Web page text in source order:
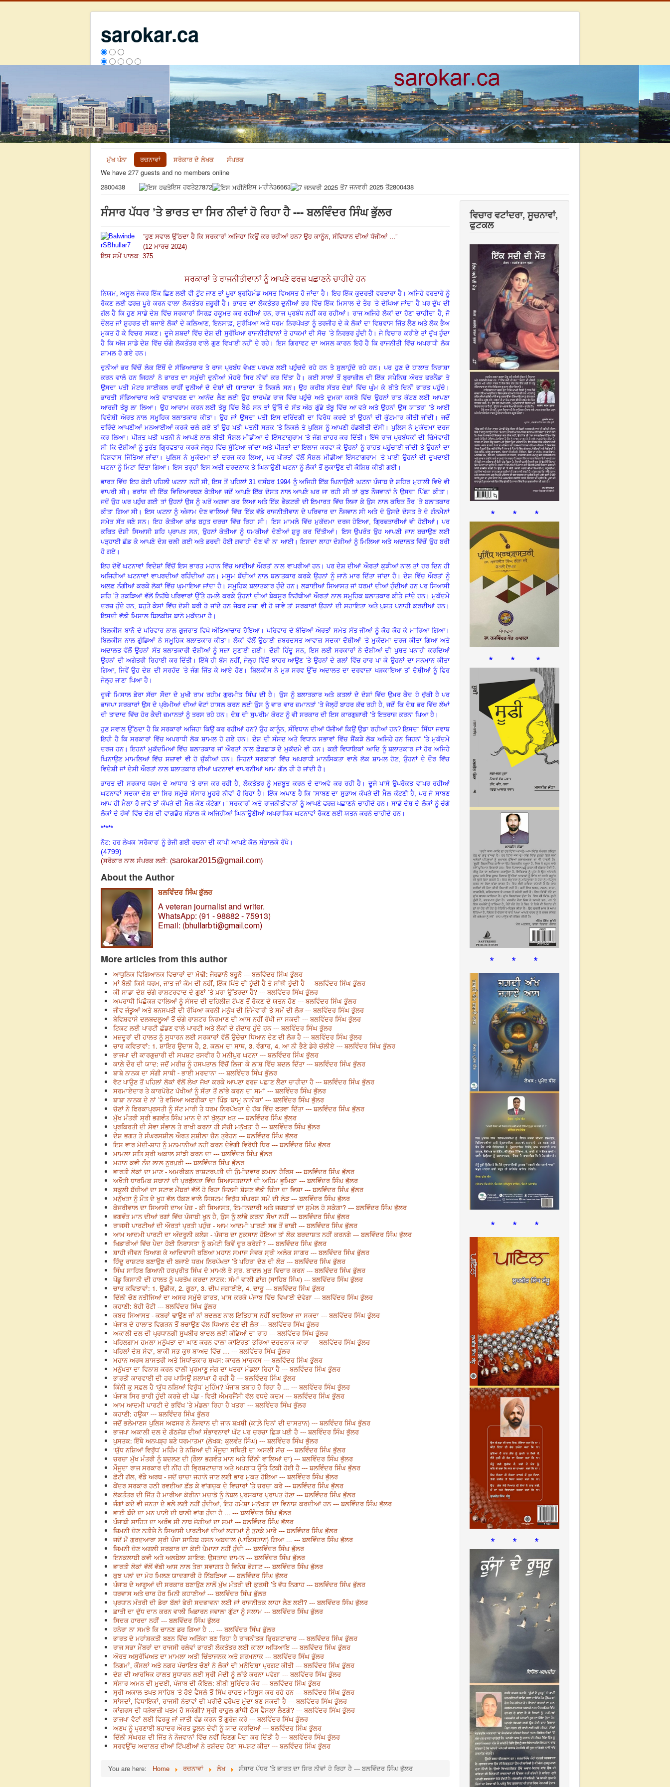
sarokar.ca
ਮੁੱਖ ਪੰਨਾ ਰਚਨਾਵਾਂ ਸਰੋਕਾਰ ਦੇ ਲੇਖਕ
ਸੰਪਰਕ
We have 277 guests and no members online
2800438
ਇਸ ਹਫਤੇ27872 ਇਸ ਮਹੀਨੇ36663 7 ਜਨਵਰੀ 2025 ਤੋਂ2800438
ਸੰਸਾਰ ਪੱਧਰ ’ਤੇ ਭਾਰਤ ਦਾ ਸਿਰ ਨੀਵਾਂ ਹੋ ਰਿਹਾ ਹੈ --- ਬਲਵਿੰਦਰ ਸਿੰਘ ਭੁੱਲਰ
“ਹੁਣ ਸਵਾਲ ਉੱਠਦਾ ਹੈ ਕਿ ਸਰਕਾਰਾਂ ਅਜਿਹਾ ਕਿਉਂ ਕਰ ਰਹੀਆਂ ਹਨ? ਉਹ ਕਾਨੂੰਨ, ਸੰਵਿਧਾਨ ਦੀਆਂ ਧੱਜੀਆਂ ... ”
(12 ਮਾਰਚ 2024)
ਇਸ ਸਮੇਂ ਪਾਠਕ: 375.
ਸਰਕਾਰਾਂ ਤੇ ਰਾਜਨੀਤੀਵਾਨਾਂ ਨੂੰ ਆਪਣੇ ਫਰਜ਼ ਪਛਾਣਨੇ ਚਾਹੀਦੇ ਹਨ
ਨਿਯਮ, ਅਸੂਲ ਜੇਕਰ ਇੱਕ ਛਿਣ ਲਈ ਵੀ ਟੁੱਟ ਜਾਣ ਤਾਂ ਪੂਰਾ ਬ੍ਰਹਿਮੰਡ ਅਸਤ ਵਿਅਸਤ ਹੋ ਜਾਂਦਾ ਹੈ। ਇਹ ਇੱਕ ਕੁਦਰਤੀ ਵਰਤਾਰਾ ਹੈ। ਅਜਿਹੇ ਵਰਤਾਰੇ ਨੂੰ
ਰੋਕਣ ਲਈ ਫਰਜ਼ ਪੂਰੇ ਕਰਨ ਵਾਲਾ ਲੋਕਤੰਤਰ ਜ਼ਰੂਰੀ ਹੈ ।ਭਾਰਤ ਦਾ ਲੋਕਤੰਤਰ ਦੁਨੀਆਂ ਭਰ ਵਿੱਚ ਇੱਕ ਮਿਸਾਲ ਦੇ ਤੌਰ ’ਤੇ ਦੇਖਿਆ ਜਾਂਦਾ ਹੈ ਪਰ ਦੁੱਖ ਦੀ
ਗੱਲ ਹੈ ਕਿ ਹੁਣ ਸਾਡੇ ਦੇਸ਼ ਵਿੱਚ ਸਰਕਾਰਾਂ ਸਿਰਫ਼ ਹਕੂਮਤ ਕਰ ਰਹੀਆਂ ਹਨ,ਰਾਜ ਪ੍ਰਬੰਧ ਨਹੀਂ ਕਰ ਰਹੀਆਂ। ਰਾਜ ਅਜਿਹੇ ਲੋਕਾਂ ਦਾ ਹੋਣਾ ਚਾਹੀਦਾ ਹੈ,ਜੋ
ਦੌਲਤ ਜਾਂ ਸ਼ੁਹਰਤ ਦੀ ਬਜਾਏ ਲੋਕਾਂ ਦੇ ਕਲਿਆਣ,ਇਨਸਾਫ਼ ਸੁਰੱਖਿਆ ਅਤੇ ਧਰਮ ਨਿਰਪੱਖਤਾ ਨੂੰ ਤਰਜੀਹ ਦੇ ਕੇ ਲੋਕਾਂ ਦਾ ਵਿਸ਼ਵਾਸ ਜਿੱਤ ਲੈਣ ਅਤੇ ਲੋਕ ਭੈਅ
ਮੁਕਤ ਹੋ ਕੇ ਵਿਚਰ ਸਕਣ। ਦੂਜੇ ਸ਼ਬਦਾਂ ਵਿੱਚ ਦੇਸ਼ ਦੀ ਸੁਰੱਖਿਆ ਰਾਜਨੀਤੀਵਾਨਾਂ ਤੇ ਹਾਕਮਾਂ ਦੀ ਸੋਚ ’ਤੇ ਨਿਰਭਰ ਹੁੰਦੀ ਹੈ ।ਜੇ ਵਿਚਾਰ ਕਰੀਏ ਤਾਂ ਦੁੱਖ ਹੁੰਦਾ
ਹੈ ਕਿ ਅੱਜ ਸਾਡੇ ਦੇਸ਼ ਵਿੱਚ ਚੰਗੇ ਲੋਕਤੰਤਰ ਵਾਲੇ ਗੁਣ ਵਿਖਾਈ ਨਹੀਂ ਦੇ ਰਹੇ ।ਇਸ ਗਿਰਾਵਟ ਦਾ ਅਸਲ ਕਾਰਨ ਇਹੋ ਹੈ ਕਿ ਰਾਜਨੀਤੀ ਵਿੱਚ ਅਪਰਾਧੀ ਲੋਕ
ਸ਼ਾਮਲ ਹੋ ਗਏ ਹਨ।
ਦੁਨੀਆਂ ਭਰ ਵਿੱਚੋਂ ਲੋਕ ਇੱਥੋਂ ਦੇ ਸੱਭਿਆਚਾਰ ਤੇ ਰਾਜ ਪ੍ਰਬੰਧ ਵੇਖਣ ਪਰਖਣ ਲਈ ਪਹੁੰਚਦੇ ਰਹੇ ਹਨ ਤੇ ਸੁਲਾਹੁੰਦੇ ਰਹੇ ਹਨ।ਪਰ ਹੁਣ ਦੇ ਹਾਲਾਤ ਨਿਰਾਸ਼ਾ
ਕਰਨ ਵਾਲੇ ਹਨ ਜਿਹਨਾਂ ਨੇ ਭਾਰਤ ਦਾ ਸਮੁੱਚੀ ਦੁਨੀਆਂ ਮੋਹਰੇ ਸਿਰ ਨੀਵਾਂ ਕਰ ਦਿੱਤਾ ਹੈ । ਕਈ ਸਾਲਾਂ ਤੋਂ ਬ੍ਰਾਜ਼ੀਲ ਦੀ ਇੱਕ ਸਪੈਨਿਸ਼ ਔਰਤ ਫਰਨੈਂਡਾ ਤੇ
ਉਸਦਾ ਪਤੀ ਮੋਟਰ ਸਾਈਕਲ ਰਾਹੀਂ ਦੁਨੀਆਂ ਦੇ ਦੇਸ਼ਾਂ ਦੀ ਯਾਤਾਰਾ ’ਤੇ ਨਿਕਲੇ ਸਨ।ਉਹ ਕਰੀਬ ਸੱਤਰ ਦੇਸ਼ਾਂ ਵਿੱਚ ਘੁੰਮ ਕੇ ਬੀਤੇ ਦਿਨੀਂ ਭਾਰਤ ਪਹੁੰਚੇ ।
ਭਾਰਤੀ ਸੱਭਿਆਚਾਰ ਅਤੇ ਵਾਤਾਵਰਣ ਦਾ ਆਨੰਦ ਲੈਣ ਲਈ ਉਹ ਝਾਰਖੰਡ ਰਾਜ ਵਿੱਚ ਪਹੁੰਚੇ ਅਤੇ ਦੁਮਕਾ ਕਸਬੇ ਵਿੱਚ ਉਹਨਾਂ ਰਾਤ ਕੱਟਣ ਲਈ ਆਪਣਾ
ਆਰਜ਼ੀ ਤੰਬੂ ਲਾ ਲਿਆ। ਉਹ ਆਰਾਮ ਕਰਨ ਲਈ ਤੰਬੂ ਵਿੱਚ ਬੈਠੇ ਸਨ ਤਾਂ ਉੱਥੋਂ ਦੇ ਸੱਤ ਅੱਠ ਗੁੰਡੇ ਤੰਬੂ ਵਿੱਚ ਆ ਵੜੇ ਅਤੇ ਉਹਨਾਂ ਉਸ ਯਾਤਰਾ ’ਤੇ ਆਈ
ਵਿਦੇਸ਼ੀ ਔਰਤ ਨਾਲ ਸਮੂਹਿਕ ਬਲਾਤਕਾਰ ਕੀਤਾ।ਉਹ ਜਾਂ ਉਸਦਾ ਪਤੀ ਇਸ ਦਰਿੰਦਗੀ ਦਾ ਵਿਰੋਧ ਕਰਦੇ ਤਾਂ ਉਹਨਾਂ ਦੀ ਕੁੱਟਮਾਰ ਕੀਤੀ ਜਾਂਦੀ। ਜਦੋਂ
ਦਰਿੰਦੇ ਆਪਣੀਆਂ ਮਨਆਈਆਂ ਕਰਕੇ ਚਲੇ ਗਏ ਤਾਂ ਉਹ ਪਤੀ ਪਤਨੀ ਸੜਕ ’ਤੇ ਨਿਕਲੇ ਤੇ ਪੁਲਿਸ ਨੂੰ ਆਪਣੀ ਹੱਡਬੀਤੀ ਦੱਸੀ। ਪੁਲਿਸ ਨੇ ਮੁਕੱਦਮਾ ਦਰਜ
ਕਰ ਲਿਆ। ਪੀੜਤ ਪਤੀ ਪਤਨੀ ਨੇ ਆਪਣੇ ਨਾਲ ਬੀਤੀ ਸੋਸ਼ਲ ਮੀਡੀਆ ਦੇ ਇੰਸਟਾਗ੍ਰਾਮ ’ਤੇ ਜੱਗ ਜ਼ਾਹਰ ਕਰ ਦਿੱਤੀ।ਇੱਥੇ ਰਾਜ ਪ੍ਰਬੰਧਕਾਂ ਦੀ ਜ਼ਿੰਮੇਵਾਰੀ
ਸੀ ਕਿ ਦੋਸ਼ੀਆਂ ਨੂੰ ਤੁਰੰਤ ਗ੍ਰਿਫਤਾਰ ਕਰਕੇ ਜੇਲ੍ਹ ਵਿੱਚ ਸੁੱਟਿਆ ਜਾਂਦਾ ਅਤੇ ਪੀੜਤਾਂ ਦਾ ਇਲਾਜ ਕਰਵਾ ਕੇ ਉਹਨਾਂ ਨੂੰ ਰਾਹਤ ਪਹੁੰਚਾਈ ਜਾਂਦੀ ਤੇ ਉਹਨਾਂ ਦਾ
ਵਿਸ਼ਵਾਸ ਜਿੱਤਿਆ ਜਾਂਦਾ । ਪੁਲਿਸ ਨੇ ਮੁਕੱਦਮਾ ਤਾਂ ਦਰਜ ਕਰ ਲਿਆ, ਪਰ ਪੀੜਤਾਂ ਵੱਲੋਂ ਸੋਸ਼ਲ ਮੀਡੀਆ ਇੰਸਟਾਗਰਾਮ ’ਤੇ ਪਾਈ ਉਹਨਾਂ ਦੀ ਦੁਖਦਾਈ
ਘਟਨਾ ਨੂੰ ਮਿਟਾ ਦਿੱਤਾ ਗਿਆ।ਇਸ ਤਰ੍ਹਾਂ ਇਸ ਅਤੀ ਦਰਦਨਾਕ ਤੇ ਘਿਨਾਉਣੀ ਘਟਨਾ ਨੂੰ ਲੋਕਾਂ ਤੋਂ ਲੁਕਾਉਣ ਦੀ ਕੋਸ਼ਿਸ਼ ਕੀਤੀ ਗਈ।
ਭਾਰਤ ਵਿੱਚ ਇਹ ਕੋਈ ਪਹਿਲੀ ਘਟਨਾ ਨਹੀਂ ਸੀ, ਇਸ ਤੋਂ ਪਹਿਲਾਂ 31 ਦਸੰਬਰ 1994 ਨੂੰ ਅਜਿਹੀ ਇੱਕ ਘਿਨਾਉਣੀ ਘਟਨਾ ਪੰਜਾਬ ਦੇ ਸ਼ਹਿਰ ਮੁਹਾਲੀ ਵਿਖੇ ਵੀ
ਵਾਪਰੀ ਸੀ। ਫਰਾਂਸ ਦੀ ਇੱਕ ਵਿਦਿਆਰਥਣ ਕੇਤੀਆ ਜਦੋਂ ਆਪਣੇ ਇੱਕ ਦੋਸਤ ਨਾਲ ਆਪਣੇ ਘਰ ਜਾ ਰਹੀ ਸੀ ਤਾਂ ਕੁਝ ਨੌਜਵਾਨਾਂ ਨੇ ਉਸਦਾ ਪਿੱਛਾ ਕੀਤਾ।
ਜਦੋਂ ਉਹ ਘਰ ਪਹੁੰਚ ਗਈ ਤਾਂ ਉਹਨਾਂ ਉਸ ਨੂੰ ਘਰੋਂ ਅਗਵਾ ਕਰ ਲਿਆ ਅਤੇ ਇੱਕ ਫੈਕਟਰੀ ਦੀ ਇਮਾਰਤ ਵਿੱਚ ਲਿਜਾ ਕੇ ਉਸ ਨਾਲ ਕਥਿਤ ਤੌਰ ’ਤੇ ਬਲਾਤਕਾਰ
ਕੀਤਾ ਗਿਆ ਸੀ।ਇਸ ਘਟਨਾ ਨੂੰ ਅੰਜਾਮ ਦੇਣ ਵਾਲਿਆਂ ਵਿੱਚ ਇੱਕ ਵੱਡੇ ਰਾਜਨੀਤੀਵਾਨ ਦੇ ਪਰਿਵਾਰ ਦਾ ਨੌਜਵਾਨ ਸੀ ਅਤੇ ਦੋ ਉਸਦੇ ਦੋਸਤ ਤੇ ਦੋ ਗੰਨਮੈਨਾਂ
ਸਮੇਤ ਸੱਤ ਜਣੇ ਸਨ।ਇਹ ਕੇਤੀਆ ਕਾਂਡ ਬਹੁਤ ਚਰਚਾ ਵਿੱਚ ਰਿਹਾ ਸੀ।ਇਸ ਮਾਮਲੇ ਵਿੱਚ ਮੁਕੱਦਮਾ ਦਰਜ ਹੋਇਆ, ਗ੍ਰਿਫਤਾਰੀਆਂ ਵੀ ਹੋਈਆਂ।ਪਰ
ਕਥਿਤ ਦੋਸ਼ੀ ਸਿਆਸੀ ਸ਼ਹਿ ਪ੍ਰਾਪਤ ਸਨ, ਉਹਨਾਂ ਕੇਤੀਆ ਨੂੰ ਧਮਕੀਆਂ ਦੇਣੀਆਂ ਸ਼ੁਰੂ ਕਰ ਦਿੱਤੀਆਂ।ਇਸ ਉਪਰੰਤ ਉਹ ਆਪਣੀ ਜਾਨ ਬਚਾਉਣ ਲਈ
ਪੜ੍ਹਾਈ ਛੱਡ ਕੇ ਆਪਣੇ ਦੇਸ਼ ਚਲੀ ਗਈ ਅਤੇ ਡਰਦੀ ਹੋਈ ਗਵਾਹੀ ਦੇਣ ਵੀ ਨਾ ਆਈ।ਇਸਦਾ ਲਾਹਾ ਦੋਸ਼ੀਆਂ ਨੂੰ ਮਿਲਿਆ ਅਤੇ ਅਦਾਲਤ ਵਿੱਚੋਂ ਉਹ ਬਰੀ
ਹੋ ਗਏ ।
ਇਹ ਦੋਵੇਂ ਘਟਨਾਵਾਂ ਵਿਦੇਸ਼ਾਂ ਵਿੱਚੋਂ ਇਸ ਭਾਰਤ ਮਹਾਨ ਵਿੱਚ ਆਈਆਂ ਔਰਤਾਂ ਨਾਲ ਵਾਪਰੀਆਂ ਹਨ।ਪਰ ਦੇਸ਼ ਦੀਆਂ ਔਰਤਾਂ ਕੁੜੀਆਂ ਨਾਲ ਤਾਂ ਹਰ ਦਿਨ ਹੀ
ਅਜਿਹੀਆਂ ਘਟਨਾਵਾਂ ਵਾਪਰਦੀਆਂ ਰਹਿੰਦੀਆਂ ਹਨ। ਮਸੂਮ ਬੱਚੀਆਂ ਨਾਲ ਬਲਾਤਕਾਰ ਕਰਕੇ ਉਹਨਾਂ ਨੂੰ ਜਾਨੋ ਮਾਰ ਦਿੱਤਾ ਜਾਂਦਾ ਹੈ । ਦੇਸ਼ ਵਿੱਚ ਔਰਤਾਂ ਨੂੰ
ਅਲਫ਼ ਨੰਗੀਆਂ ਕਰਕੇ ਲੋਕਾਂ ਵਿੱਚ ਘੁਮਾਇਆ ਜਾਂਦਾ ਹੈ । ਸਮੂਹਿਕ ਬਲਾਤਕਾਰ ਹੁੰਦੇ ਹਨ। ਲੜਾਈਆਂ ਸਿਆਸਤ ਜਾਂ ਧਰਮਾਂ ਦੀਆਂ ਹੁੰਦੀਆਂ ਹਨ ਪਰ ਸਿਆਸੀ
ਸ਼ਹਿ ’ਤੇ ਤਕੜਿਆਂ ਵੱਲੋਂ ਨਿਹੱਥੇ ਪਰਿਵਾਰਾਂ ਉੱਤੇ ਹਮਲੇ ਕਰਕੇ ਉਹਨਾਂ ਦੀਆਂ ਬੇਕਸੂਰ ਨਿਹੱਥੀਆਂ ਔਰਤਾਂ ਨਾਲ ਸਮੂਹਿਕ ਬਲਾਤਕਾਰ ਕੀਤੇ ਜਾਂਦੇ ਹਨ।ਮੁਕੱਦਮੇ
ਦਰਜ਼ ਹੁੰਦੇ ਹਨ, ਬਹੁਤੇ ਕੇਸਾਂ ਵਿੱਚ ਦੋਸ਼ੀ ਬਰੀ ਹੋ ਜਾਂਦੇ ਹਨ ਜੇਕਰ ਸਜ਼ਾ ਵੀ ਹੋ ਜਾਵੇ ਤਾਂ ਸਰਕਾਰਾਂ ਉਹਨਾਂ ਦੀ ਸਹਾਇਤਾ ਅਤੇ ਪੁਸ਼ਤ ਪਨਾਹੀ ਕਰਦੀਆਂ ਹਨ।
ਇਸਦੀ ਵੱਡੀ ਮਿਸਾਲ ਬਿਲਕੀਸ ਬਾਨੋ ਮੁਕੱਦਮਾ ਹੈ ।
ਬਿਲਕੀਸ ਬਾਨੋ ਦੇ ਪਰਿਵਾਰ ਨਾਲ ਗੁਜਰਾਤ ਵਿਖੇ ਅੱਤਿਆਚਾਰ ਹੋਇਆ। ਪਰਿਵਾਰ ਦੇ ਬੱਚਿਆਂ ਔਰਤਾਂ ਸਮੇਤ ਸੱਤ ਜੀਆਂ ਨੂੰ ਕੋਹ ਕੋਹ ਕੇ ਮਾਰਿਆ ਗਿਆ।
ਬਿਲਕੀਸ ਨਾਲ ਗੁੰਡਿਆਂ ਨੇ ਸਮੂਹਿਕ ਬਲਾਤਕਾਰ ਕੀਤਾ ।ਲੋਕਾਂ ਵੱਲੋਂ ਉਠਾਈ ਜ਼ਬਰਦਸਤ ਆਵਾਜ਼ ਸਦਕਾ ਦੋਸ਼ੀਆਂ ’ਤੇ ਮੁਕੱਦਮਾ ਦਰਜ ਕੀਤਾ ਗਿਆ ਅਤੇ
ਅਦਾਲਤ ਵੱਲੋਂ ਉਹਨਾਂ ਸੱਤ ਬਲਾਤਕਾਰੀ ਦੋਸ਼ੀਆਂ ਨੂੰ ਸਜ਼ਾ ਸੁਣਾਈ ਗਈ। ਦੋਸ਼ੀ ਹਿੰਦੂ ਸਨ,ਇਸ ਲਈ ਸਰਕਾਰਾਂ ਨੇ ਦੋਸ਼ੀਆਂ ਦੀ ਪੁਸ਼ਤ ਪਨਾਹੀ ਕਰਦਿਆਂ
ਉਹਨਾਂ ਦੀ ਅਗੇਤਰੀ ਰਿਹਾਈ ਕਰ ਦਿੱਤੀ। ਇੱਥੇ ਹੀ ਬੱਸ ਨਹੀਂ, ਜੇਲ੍ਹ ਵਿੱਚੋਂ ਬਾਹਰ ਆਉਣ ’ਤੇ ਉਹਨਾਂ ਦੇ ਗਲਾਂ ਵਿੱਚ ਹਾਰ ਪਾ ਕੇ ਉਹਨਾਂ ਦਾ ਸਨਮਾਨ ਕੀਤਾ
ਗਿਆ, ਜਿਵੇਂ ਉਹ ਦੇਸ਼ ਦੀ ਸਰਹੱਦ ’ਤੇ ਜੰਗ ਜਿੱਤ ਕੇ ਆਏ ਹੋਣ। ਬਿਲਕੀਸ ਨੇ ਮੁੜ ਸਰਵ ਉੱਚ ਅਦਾਲਤ ਦਾ ਦਰਵਾਜ਼ਾ ਖੜਕਾਇਆ ਤਾਂ ਦੋਸ਼ੀਆਂ ਨੂੰ ਫਿਰ
ਜੇਲ੍ਹ ਜਾਣਾ ਪਿਆ ਹੈ ।
ਦੂਜੀ ਮਿਸਾਲ ਡੇਰਾ ਸੱਚਾ ਸੌਦਾ ਦੇ ਮੁਖੀ ਰਾਮ ਰਹੀਮ ਗੁਰਮੀਤ ਸਿੰਘ ਦੀ ਹੈ। ਉਸ ਨੂੰ ਬਲਾਤਕਾਰ ਅਤੇ ਕਤਲਾਂ ਦੇ ਦੋਸ਼ਾਂ ਵਿੱਚ ਉਮਰ ਕੈਦ ਹੋ ਚੁੱਕੀ ਹੈ ਪਰ
ਭਾਜਪਾ ਸਰਕਾਰਾਂ ਉਸ ਦੇ ਪ੍ਰੇਮੀਆਂ ਦੀਆਂ ਵੋਟਾਂ ਹਾਸਲ ਕਰਨ ਲਈ ਉਸ ਨੂੰ ਵਾਰ ਵਾਰ ਜ਼ਮਾਨਤਾਂ ’ਤੇ ਜੇਲ੍ਹੋਂ ਬਾਹਰ ਕੱਢ ਰਹੀ ਹੈ ,ਜਦੋਂ ਕਿ ਦੇਸ਼ ਭਰ ਵਿੱਚ ਲੱਖਾਂ
ਦੀ ਤਾਦਾਦ ਵਿੱਚ ਹੋਰ ਕੈਦੀ ਜ਼ਮਾਨਤਾਂ ਨੂੰ ਤਰਸ ਰਹੇ ਹਨ। ਦੇਸ਼ ਦੀ ਸੁਪਰੀਮ ਕੋਰਟ ਨੂੰ ਵੀ ਸਰਕਾਰ ਦੀ ਇਸ ਕਾਰਗੁਜ਼ਾਰੀ ’ਤੇ ਇਤਰਾਜ਼ ਕਰਨਾ ਪਿਆ ਹੈ ।
ਹੁਣ ਸਵਾਲ ਉੱਠਦਾ ਹੈ ਕਿ ਸਰਕਾਰਾਂ ਅਜਿਹਾ ਕਿਉਂ ਕਰ ਰਹੀਆਂ ਹਨ? ਉਹ ਕਾਨੂੰਨ, ਸੰਵਿਧਾਨ ਦੀਆਂ ਧੱਜੀਆਂ ਕਿਉਂ ਉਡਾ ਰਹੀਆਂ ਹਨ? ਇਸਦਾ ਸਿੱਧਾ ਜਵਾਬ
ਇਹੀ ਹੈ ਕਿ ਸਰਕਾਰਾਂ ਵਿੱਚ ਅਪਰਾਧੀ ਲੋਕ ਸ਼ਾਮਲ ਹੋ ਗਏ ਹਨ। ਦੇਸ਼ ਦੀ ਸੰਸਦ ਅਤੇ ਵਿਧਾਨ ਸਭਾਵਾਂ ਵਿੱਚ ਸੈਂਕੜੇ ਲੋਕ ਅਜਿਹੇ ਹਨ ਜਿਹਨਾਂ ’ਤੇ ਮੁਕੱਦਮੇ
ਦਰਜ ਹਨ। ਇਹਨਾਂ ਮੁਕੱਦਮਿਆਂ ਵਿੱਚ ਬਲਾਤਕਾਰ ਜਾਂ ਔਰਤਾਂ ਨਾਲ ਛੇੜਛਾੜ ਦੇ ਮੁਕੱਦਮੇ ਵੀ ਹਨ। ਕਈ ਵਿਧਾਇਕਾਂ ਆਦਿ ਨੂੰ ਬਲਾਤਕਾਰ ਜਾਂ ਹੋਰ ਅਜਿਹੇ
ਘਿਨਾਉਣ ਮਾਮਲਿਆਂ ਵਿੱਚ ਸਜ਼ਾਵਾਂ ਵੀ ਹੋ ਚੁੱਕੀਆਂ ਹਨ। ਜਿਹਨਾਂ ਸਰਕਾਰਾਂ ਵਿੱਚ ਅਪਰਾਧੀ ਮਾਨਸਿਕਤਾ ਵਾਲੇ ਲੋਕ ਸ਼ਾਮਲ ਹੋਣ, ਉਹਨਾਂ ਦੇ ਦੌਰ ਵਿੱਚ
ਵਿਦੇਸ਼ੀ ਜਾਂ ਦੇਸੀ ਔਰਤਾਂ ਨਾਲ ਬਲਾਤਕਾਰ ਦੀਆਂ ਘਟਨਾਵਾਂ ਵਾਪਰਨੀਆਂ ਆਮ ਗੱਲ ਹੀ ਹੋ ਜਾਂਦੀ ਹੈ ।
ਭਾਰਤ ਦੀ ਸਰਕਾਰ ਧਰਮ ਦੇ ਆਧਾਰ ’ਤੇ ਰਾਜ ਕਰ ਰਹੀ ਹੈ
ਲੋਕਤੰਤਰ ਨੂੰ ਮਜ਼ਬੂਤ ਕਰਨ ਦੇ ਦਾਅਵੇ ਕਰ ਰਹੀ ਹੈ । ਦੂਜੇ ਪਾਸੇ ਉਪਰੋਕਤ ਵਾਪਰ ਰਹੀਆਂ
ਘਟਨਾਵਾਂ ਸਦਕਾ ਦੇਸ਼ ਦਾ ਸਿਰ ਸਮੁੱਚੇ ਸੰਸਾਰ ਮੂਹਰੇ ਨੀਵਾਂ ਹੋ ਰਿਹਾ ਹੈ।ਇੱਕ ਅਖਾਣ ਹੈ ਕਿ “ਸਾਬਣ ਦਾ ਸੁਭਾਅ ਕੱਪੜੇ ਦੀ ਮੈਲ ਕੱਟਣੀ ਹੈ ਪਰ ਜੇ ਸਾਬਣ
ਆਪ ਹੀ ਮੈਲਾ ਹੋ ਜਾਵੇ ਤਾਂ ਕੱਪੜੇ ਦੀ ਮੈਲ ਕੌਣ ਕੱਟੇਗਾ ।”ਸਰਕਾਰਾਂ ਅਤੇ ਰਾਜਨੀਤੀਵਾਨਾਂ ਨੂੰ ਆਪਣੇ ਫਰਜ਼ ਪਛਾਣਨੇ ਚਾਹੀਦੇ ਹਨ।ਸਾਡੇ ਦੇਸ਼ ਦੇ ਲੋਕਾਂ ਨੂੰ ਚੰਗੇ
ਲੋਕਾਂ ਦੇ ਹੱਥਾਂ ਵਿੱਚ ਦੇਸ਼ ਦੀ ਵਾਗਡੋਰ ਸੰਭਾਲ ਕੇ ਅਜਿਹੀਆਂ ਘਿਨਾਉਣੀਆਂ ਅਪਰਾਧਿਕ ਘਟਨਾਵਾਂ ਰੋਕਣ ਲਈ ਯਤਨ ਕਰਨੇ ਚਾਹੀਦੇ ਹਨ।
*****
ਨੋਟ: ਹਰ ਲੇਖਕ ‘ਸਰੋਕਾਰ’ ਨੂੰ ਭੇਜੀ ਗਈ ਰਚਨਾ ਦੀ ਕਾਪੀ ਆਪਣੇ ਕੋਲ ਸੰਭਾਲਕੇ ਰੱਖੇ।
(4799)
(ਸਰੋਕਾਰ ਨਾਲ ਸੰਪਰਕ ਲਈ: (sarokar2015@gmail.com)
About the Author
ਬਲਵਿੰਦਰ ਸਿੰਘ ਭੁੱਲਰ
A veteran journalist and writer.
WhatsApp: (91 - 98882 - 75913)
Email: (bhullarbti@gmail.com)
More articles from this author
ਆਧੁਨਿਕ ਵਿਗਿਆਨਕ ਵਿਚਾਰਾਂ ਦਾ ਮੋਢੀ: ਜੌਰਡਾਨੋ ਬਰੂਨੋ --- ਬਲਵਿੰਦਰ ਸਿੰਘ ਭੁੱਲਰ
ਮਾਂ ਬੋਲੀ ਕਿਸੇ ਧਰਮ, ਜਾਤ ਜਾਂ ਕੌਮ ਦੀ ਨਹੀਂ, ਇੱਕ ਖਿੱਤੇ ਦੀ ਹੁੰਦੀ ਹੈ ਤੇ ਸਾਂਝੀ ਹੁੰਦੀ ਹੈ --- ਬਲਵਿੰਦਰ ਸਿੰਘ ਭੁੱਲਰ
ਕੀ ਸਾਡਾ ਦੇਸ਼ ਚੰਗੇ ਰਾਸ਼ਟਰਵਾਦ ਦੇ ਗੁਣਾਂ ’ਤੇ ਖ਼ਰਾ ਉੱਤਰਦਾ ਹੈ? --- ਬਲਵਿੰਦਰ ਸਿੰਘ ਭੁੱਲਰ
ਅਪਰਾਧੀ ਪਿਛੋਕੜ ਵਾਲਿਆਂ ਨੂੰ ਸੰਸਦ ਦੀ ਦਹਿਲੀਜ਼ ਟੱਪਣ ਤੋਂ ਰੋਕਣ ਦੇ ਯਤਨ ਹੋਣ --- ਬਲਵਿੰਦਰ ਸਿੰਘ ਭੁੱਲਰ
ਜੀਵ ਜੰਤੂਆਂ ਅਤੇ ਬਨਸਪਤੀ ਦੀ ਰੱਖਿਆ ਕਰਨੀ ਮਨੁੱਖ ਦੀ ਜ਼ਿੰਮੇਵਾਰੀ ਤੇ ਸਮੇਂ ਦੀ ਲੋੜ --- ਬਲਵਿੰਦਰ ਸਿੰਘ ਭੁੱਲਰ
ਬੇਵਿਸ਼ਵਾਸੇ ਦਲਬਦਲੂਆਂ ਤੋਂ ਚੰਗੇ ਰਾਸ਼ਟਰ ਨਿਰਮਾਣ ਦੀ ਆਸ ਨਹੀਂ ਰੱਖੀ ਜਾ ਸਕਦੀ --- ਬਲਵਿੰਦਰ ਸਿੰਘ ਭੁੱਲਰ
ਟਿਕਟ ਲਈ ਪਾਰਟੀ ਛੱਡਣ ਵਾਲੇ ਪਾਰਟੀ ਅਤੇ ਲੋਕਾਂ ਦੇ ਗੱਦਾਰ ਹੁੰਦੇ ਹਨ --- ਬਲਵਿੰਦਰ ਸਿੰਘ ਭੁੱਲਰ
ਮਜ਼ਦੂਰਾਂ ਦੀ ਹਾਲਤ ਨੂੰ ਸੁਧਾਰਨ ਲਈ ਸਰਕਾਰਾਂ ਵੱਲੋਂ ਉਚੇਚਾ ਧਿਆਨ ਦੇਣ ਦੀ ਲੋੜ ਹੈ --- ਬਲਵਿੰਦਰ ਸਿੰਘ ਭੁੱਲਰ
ਚਾਰ ਕਵਿਤਾਵਾਂ: 1. ਸ਼ਾਇਰ ਉਦਾਸ ਹੈ, 2. ਕਲਮ ਦਾ ਸਾਥ, 3. ਵੰਗਾਰ, 4. ਆ ਨੀ ਭੈਣੇ ਡੇਰੇ ਚੱਲੀਏ --- ਬਲਵਿੰਦਰ ਸਿੰਘ ਭੁੱਲਰ
ਭਾਜਪਾ ਦੀ ਕਾਰਗੁਜ਼ਾਰੀ ਦੀ ਸਪਸ਼ਟ ਤਸਵੀਰ ਹੈ ਮਨੀਪੁਰ ਘਟਨਾ --- ਬਲਵਿੰਦਰ ਸਿੰਘ ਭੁੱਲਰ
ਕਾਲ਼ੇ ਦੌਰ ਦੀ ਯਾਦ: ਜਦੋਂ ਮਰੀਜ਼ ਨੂੰ ਹਸਪਤਾਲ ਵਿੱਚੋਂ ਲਿਜਾ ਕੇ ਲਾਸ਼ ਵਿੱਚ ਬਦਲ ਦਿੱਤਾ --- ਬਲਵਿੰਦਰ ਸਿੰਘ ਭੁੱਲਰ
ਬਾਬੇ ਨਾਨਕ ਦਾ ਸੰਗੀ ਸਾਥੀ - ਭਾਈ ਮਰਦਾਨਾ --- ਬਲਵਿੰਦਰ ਸਿੰਘ ਭੁੱਲਰ
ਵੋਟ ਪਾਉਣ ਤੋਂ ਪਹਿਲਾਂ ਲੋਕਾਂ ਵੱਲੋਂ ਲੇਖਾ ਜੋਖਾ ਕਰਕੇ ਆਪਣਾ ਫਰਜ਼ ਪਛਾਣ ਲੈਣਾ ਚਾਹੀਦਾ ਹੈ --- ਬਲਵਿੰਦਰ ਸਿੰਘ ਭੁੱਲਰ
ਸਰਮਾਏਦਾਰ ਤੇ ਕਾਰਪੋਰੇਟ ਪੱਖੀਆਂ ਨੂੰ ਸੱਤਾ ਤੋਂ ਲਾਂਭੇ ਕਰਨ ਦਾ ਸਮਾਂ --- ਬਲਵਿੰਦਰ ਸਿੰਘ ਭੁੱਲਰ
ਬਾਬਾ ਨਾਨਕ ਦੇ ਨਾਂ ’ਤੇ ਵਸਿਆ ਅਫਰੀਕਾ ਦਾ ਪਿੰਡ ‘ਬਾਮੂ ਨਾਨੀਕਾ’ --- ਬਲਵਿੰਦਰ ਸਿੰਘ ਭੁੱਲਰ
ਚੋਣਾਂ ਨੇ ਫਿਰਕਾਪ੍ਰਸਤੀ ਨੂੰ ਸੱਟ ਮਾਰੀ ਤੇ ਧਰਮ ਨਿਰਪੱਖਤਾ ਦੇ ਹੱਕ ਵਿੱਚ ਫਤਵਾ ਦਿੱਤਾ --- ਬਲਵਿੰਦਰ ਸਿੰਘ ਭੁੱਲਰ
ਮੁੱਖ ਮੰਤਰੀ ਸ੍ਰੀ ਭਗਵੰਤ ਸਿੰਘ ਮਾਨ ਦੇ ਨਾਂ ਖੁੱਲ੍ਹਾ ਖ਼ਤ --- ਬਲਵਿੰਦਰ ਸਿੰਘ ਭੁੱਲਰ
ਪ੍ਰਕਿਰਤੀ ਦੀ ਸੇਵਾ ਸੰਭਾਲ ਤੇ ਰਾਖੀ ਕਰਨਾ ਹੀ ਸੱਚੀ ਮਨੁੱਖਤਾ ਹੈ --- ਬਲਵਿੰਦਰ ਸਿੰਘ ਭੁੱਲਰ
ਦੇਸ਼ ਭਗਤ ਤੇ ਸੰਘਰਸਸ਼ੀਲ ਔਰਤ ਸੁਸ਼ੀਲਾ ਚੈਨ ਤ੍ਰੇਹਨ --- ਬਲਵਿੰਦਰ ਸਿੰਘ ਭੁੱਲਰ
ਇਸ ਵਾਰ ਮੋਦੀ-ਸ਼ਾਹ ਨੂੰ ਮਨਮਾਨੀਆਂ ਨਹੀਂ ਕਰਨ ਦੇਵੇਗੀ ਵਿਰੋਧੀ ਧਿਰ --- ਬਲਵਿੰਦਰ ਸਿੰਘ ਭੁੱਲਰ
ਮਾਮਲਾ ਸਤਿ ਸ੍ਰੀ ਅਕਾਲ ਸਾਂਝੀ ਕਰਨ ਦਾ --- ਬਲਵਿੰਦਰ ਸਿੰਘ ਭੁੱਲਰ
ਮਹਾਨ ਕਵੀ ਨੰਦ ਲਾਲ ਨੂਰਪੁਰੀ --- ਬਲਵਿੰਦਰ ਸਿੰਘ ਭੁੱਲਰ
ਭਾਰਤੀ ਲੋਕਾਂ ਦਾ ਮਾਣ - ਅਮਰੀਕਨ ਰਾਸ਼ਟਰਪਤੀ ਦੀ ਉਮੀਦਵਾਰ ਕਮਲਾ ਹੈਰਿਸ --- ਬਲਵਿੰਦਰ ਸਿੰਘ ਭੁੱਲਰ
ਅਖੌਤੀ ਧਾਰਮਿਕ ਸਥਾਨਾਂ ਦੀ ਪ੍ਰਫੁੱਲਤਾ ਵਿੱਚ ਸਿਆਸਤਦਾਨਾਂ ਦੀ ਅਹਿਮ ਭੂਮਿਕਾ --- ਬਲਵਿੰਦਰ ਸਿੰਘ ਭੁੱਲਰ
ਸਕੂਲੀ ਬੱਚੀਆਂ ਦਾ ਸਟਾਫ ਮੈਂਬਰਾਂ ਵੱਲੋਂ ਹੋ ਰਿਹਾ ਜਿਣਸੀ ਸ਼ੋਸ਼ਣ ਵੱਡੀ ਚਿੰਤਾ ਦਾ ਵਿਸ਼ਾ --- ਬਲਵਿੰਦਰ ਸਿੰਘ ਭੁੱਲਰ
ਮਨੁੱਖਤਾ ਨੂੰ ਮੌਤ ਦੇ ਖੂਹ ਵੱਲ ਧੱਕਣ ਵਾਲੇ ਸਿਸਟਮ ਵਿਰੁੱਧ ਸੰਘਰਸ਼ ਸਮੇਂ ਦੀ ਲੋੜ --- ਬਲਵਿੰਦਰ ਸਿੰਘ ਭੁੱਲਰ
ਕੇਜਰੀਵਾਲ ਦਾ ਸਿਆਸੀ ਦਾਅ ਪੇਚ - ਕੀ ਸਿਆਸਤ, ਇਮਾਨਦਾਰੀ ਅਤੇ ਜਜ਼ਬਾਤਾਂ ਦਾ ਸੁਮੇਲ ਹੋ ਸਕੇਗਾ? --- ਬਲਵਿੰਦਰ ਸਿੰਘ ਭੁੱਲਰ
ਭਗਵੰਤ ਮਾਨ ਦੀਆਂ ਰਗਾਂ ਵਿੱਚ ਪੰਜਾਬੀ ਖੂਨ ਹੈ, ਉਸ ਨੂੰ ਲਾਂਭੇ ਕਰਨਾ ਸੌਖਾ ਨਹੀਂ --- ਬਲਵਿੰਦਰ ਸਿੰਘ ਭੁੱਲਰ
ਰਾਜਸੀ ਪਾਰਟੀਆਂ ਦੀ ਔਰਤਾਂ ਪ੍ਰਤੀ ਪਹੁੰਚ - ਆਮ ਆਦਮੀ ਪਾਰਟੀ ਸਭ ਤੋਂ ਫਾਡੀ --- ਬਲਵਿੰਦਰ ਸਿੰਘ ਭੁੱਲਰ
ਆਮ ਆਦਮੀ ਪਾਰਟੀ ਦਾ ਅੰਦਰੂਨੀ ਕਲੇਸ਼ - ਪੰਜਾਬ ਦਾ ਨੁਕਸਾਨ ਹੋਇਆ ਤਾਂ ਲੋਕ ਬਰਦਾਸ਼ਤ ਨਹੀਂ ਕਰਨਗੇ --- ਬਲਵਿੰਦਰ ਸਿੰਘ ਭੁੱਲਰ
ਖਿਡਾਰੀਆਂ ਵਿੱਚ ਪੈਦਾ ਹੋਈ ਨਿਰਾਸਤਾ ਨੂੰ ਕਮੇਟੀ ਕਿਵੇਂ ਦੂਰ ਕਰੇਗੀ? --- ਬਲਵਿੰਦਰ ਸਿੰਘ ਭੁੱਲਰ
ਸ਼ਾਹੀ ਜੀਵਨ ਤਿਆਗ ਕੇ ਆਦਿਵਾਸੀ ਬਣਿਆ ਮਹਾਨ ਸਮਾਜ ਸੇਵਕ ਸ੍ਰੀ ਅਲੋਕ ਸਾਗਰ --- ਬਲਵਿੰਦਰ ਸਿੰਘ ਭੁੱਲਰ
ਹਿੰਦੂ ਰਾਸ਼ਟਰ ਬਣਾਉਣ ਦੀ ਬਜਾਏ ਧਰਮ ਨਿਰਪੱਖਤਾ ’ਤੇ ਪਹਿਰਾ ਦੇਣ ਦੀ ਲੋੜ --- ਬਲਵਿੰਦਰ ਸਿੰਘ ਭੁੱਲਰ
ਸਿੰਘ ਸਾਹਿਬ ਗਿਆਨੀ ਹਰਪ੍ਰੀਤ ਸਿੰਘ ਦੇ ਮਾਮਲੇ ਤੇ ਸ੍ਰ. ਬਾਦਲ ਮੁੜ ਵਿਚਾਰ ਕਰਨ --- ਬਲਵਿੰਦਰ ਸਿੰਘ ਭੁੱਲਰ
ਪੇਂਡੂ ਕਿਸਾਨੀ ਦੀ ਹਾਲਤ ਨੂੰ ਪਰਤੱਖ ਕਰਦਾ ਨਾਟਕ: ਸੰਮਾਂ ਵਾਲੀ ਡਾਂਗ (ਸਾਹਿਬ ਸਿੰਘ) --- ਬਲਵਿੰਦਰ ਸਿੰਘ ਭੁੱਲਰ
ਚਾਰ ਕਵਿਤਾਵਾਂ: 1. ਉਡੀਕ, 2. ਗੂਠਾ, 3. ਦੀਪ ਜਗਾਈਏ, 4. ਦਾਰੂ --- ਬਲਵਿੰਦਰ ਸਿੰਘ ਭੁੱਲਰ
ਦਿੱਲੀ ਚੋਣ ਨਤੀਜਿਆਂ ਦਾ ਅਸਰ ਸਮੁੱਚੇ ਭਾਰਤ, ਖਾਸ ਕਰਕੇ ਪੰਜਾਬ ਵਿੱਚ ਵਿਖਾਈ ਦੇਵੇਗਾ --- ਬਲਵਿੰਦਰ ਸਿੰਘ ਭੁੱਲਰ
ਕਹਾਣੀ: ਬੇਹੀ ਰੋਟੀ --- ਬਲਵਿੰਦਰ ਸਿੰਘ ਭੁੱਲਰ
ਕਬਰ ਸਿਆਸਤ - ਕਬਰਾਂ ਢਾਉਣ ਜਾਂ ਨਾਂ ਬਦਲਣ ਨਾਲ ਇਤਿਹਾਸ ਨਹੀਂ ਬਦਲਿਆ ਜਾ ਸਕਦਾ --- ਬਲਵਿੰਦਰ ਸਿੰਘ ਭੁੱਲਰ
ਪੰਜਾਬ ਦੇ ਹਾਲਾਤ ਵਿਗੜਨ ਤੋਂ ਬਚਾਉਣ ਵੱਲ ਧਿਆਨ ਦੇਣ ਦੀ ਲੋੜ --- ਬਲਵਿੰਦਰ ਸਿੰਘ ਭੁੱਲਰ
ਅਕਾਲੀ ਦਲ ਦੀ ਪ੍ਰਧਾਨਗੀ ਸੁਖਬੀਰ ਬਾਦਲ ਲਈ ਕੰਡਿਆਂ ਦਾ ਰਾਹ --- ਬਲਵਿੰਦਰ ਸਿੰਘ ਭੁੱਲਰ
ਪਹਿਲਗਾਮ ਹਮਲਾ ਮਨੁੱਖਤਾ ਦਾ ਘਾਣ ਕਰਨ ਵਾਲਾ ਕਾਇਰਤਾ ਭਰਿਆ ਦਰਦਨਾਕ ਕਾਰਾ --- ਬਲਵਿੰਦਰ ਸਿੰਘ ਭੁੱਲਰ
ਪਹਿਲਾਂ ਦੇਸ਼ ਸੇਵਾ, ਬਾਕੀ ਸਭ ਕੁਝ ਬਾਅਦ ਵਿੱਚ … --- ਬਲਵਿੰਦਰ ਸਿੰਘ ਭੁੱਲਰ
ਮਹਾਨ ਅਰਥ ਸ਼ਾਸਤਰੀ ਅਤੇ ਸਿਧਾਂਤਕਾਰ ਸ਼ਖਸ: ਕਾਰਲ ਮਾਰਕਸ --- ਬਲਵਿੰਦਰ ਸਿੰਘ ਭੁੱਲਰ
ਮਨੁੱਖਤਾ ਦਾ ਵਿਨਾਸ਼ ਕਰਨ ਵਾਲੀ ਪ੍ਰਮਾਣੂ ਜੰਗ ਦਾ ਖਤਰਾ ਮੰਡਲਾ ਰਿਹਾ ਹੈ --- ਬਲਵਿੰਦਰ ਸਿੰਘ ਭੁੱਲਰ
ਭਾਰਤੀ ਕਾਰਵਾਈ ਦੀ ਹਰ ਪਾਸਿਉਂ ਸ਼ਲਾਘਾ ਹੋ ਰਹੀ ਹੈ --- ਬਲਵਿੰਦਰ ਸਿੰਘ ਭੁੱਲਰ
ਕਿੰਨੀ ਕੁ ਸਫ਼ਲ ਹੈ ‘ਯੁੱਧ ਨਸ਼ਿਆਂ ਵਿਰੁੱਧ’ ਮੁਹਿੰਮ? ਪੰਜਾਬ ਤਬਾਹ ਹੋ ਰਿਹਾ ਹੈ ... --- ਬਲਵਿੰਦਰ ਸਿੰਘ ਭੁੱਲਰ
ਪੰਜਾਬ ਸਿਰ ਭਾਰੀ ਹੁੰਦੀ ਕਰਜ਼ੇ ਦੀ ਪੰਡ - ਵਿਤੀ ਐਮਰਜੈਂਸੀ ਵੱਲ ਵਧਦੇ ਕਦਮ --- ਬਲਵਿੰਦਰ ਸਿੰਘ ਭੁੱਲਰ
ਆਮ ਆਦਮੀ ਪਾਰਟੀ ਦੇ ਭਵਿੱਖ ’ਤੇ ਮੰਡਲਾ ਰਿਹਾ ਹੈ ਖਤਰਾ --- ਬਲਵਿੰਦਰ ਸਿੰਘ ਭੁੱਲਰ
ਕਹਾਣੀ: ਹਉਕਾ --- ਬਲਵਿੰਦਰ ਸਿੰਘ ਭੁੱਲਰ
ਜਦੋਂ ਭਲੇਮਾਣਸ ਪੁਲਿਸ ਅਫਸਰ ਨੇ ਨੌਜਵਾਨ ਦੀ ਜਾਨ ਬਖ਼ਸ਼ੀ (ਕਾਲ਼ੇ ਦਿਨਾਂ ਦੀ ਦਾਸਤਾਨ) --- ਬਲਵਿੰਦਰ ਸਿੰਘ ਭੁੱਲਰ
ਭਾਜਪਾ ਅਕਾਲੀ ਦਲ ਦੇ ਗੱਠਜੋੜ ਦੀਆਂ ਸੰਭਾਵਨਾਵਾਂ ਘੱਟ ਪਰ ਚਰਚਾ ਛਿੜ ਪਈ ਹੈ --- ਬਲਵਿੰਦਰ ਸਿੰਘ ਭੁੱਲਰ
ਪੁਸਤਕ: ਇੱਥੇ ਅਨਪੜ੍ਹ ਬਣੇ ਧਰਮਾਤਮਾ (ਲੇਖਕ: ਕੁਲਵੰਤ ਸਿੰਘ) --- ਬਲਵਿੰਦਰ ਸਿੰਘ ਭੁੱਲਰ
‘ਯੁੱਧ ਨਸ਼ਿਆਂ ਵਿਰੁੱਧ’ ਮਹਿੰਮ ਤੇ ਨਸ਼ਿਆਂ ਦੀ ਮੌਜੂਦਾ ਸਥਿਤੀ ਦਾ ਅਸਲੀ ਸੱਚ --- ਬਲਵਿੰਦਰ ਸਿੰਘ ਭੁੱਲਰ
ਚਰਚਾ ਮੁੱਖ ਮੰਤਰੀ ਨੂੰ ਬਦਲਣ ਦੀ (ਰੌਲਾ ਭਗਵੰਤ ਮਾਨ ਅਤੇ ਦਿੱਲੀ ਵਾਲਿਆਂ ਦਾ) --- ਬਲਵਿੰਦਰ ਸਿੰਘ ਭੁੱਲਰ
ਮੌਜੂਦਾ ਰਾਜ ਸਰਕਾਰ ਦੀ ਨੀਂਹ ਹੀ ਭ੍ਰਿਸ਼ਟਾਚਾਰ ਅਤੇ ਅਪਰਾਧ ਉੱਤੇ ਟਿਕੀ ਹੋਈ ਹੈ --- ਬਲਵਿੰਦਰ ਸਿੰਘ ਭੁੱਲਰ
ਛੋਟੀ ਗੱਲ, ਵੱਡੇ ਅਰਥ - ਜਦੋਂ ਚਾਚਾ ਜਹਾਨੋ ਜਾਣ ਲਈ ਭਾਰ ਮੁਕਤ ਹੋਇਆ --- ਬਲਵਿੰਦਰ ਸਿੰਘ ਭੁੱਲਰ
ਕੇਂਦਰ ਸਰਕਾਰ ਹਠੀ ਰਵਈਆ ਛੱਡ ਕੇ ਵਾਂਗਚੁਕ ਦੇ ਵਿਚਾਰਾਂ ’ਤੇ ਚਰਚਾ ਕਰੇ --- ਬਲਵਿੰਦਰ ਸਿੰਘ ਭੁੱਲਰ
ਲੋਕਤੰਤਰ ਦੀ ਜਿੱਤ ਹੈ ਮਾਰੀਆ ਕੋਰੀਨਾ ਮਚਾਡੋ ਨੂੰ ਨੋਬਲ ਪੁਰਸਕਾਰ ਪ੍ਰਾਪਤ ਹੋਣਾ --- ਬਲਵਿੰਦਰ ਸਿੰਘ ਭੁੱਲਰ
ਜੰਗਾਂ ਕਦੇ ਵੀ ਜਨਤਾ ਦੇ ਭਲੇ ਲਈ ਨਹੀਂ ਹੁੰਦੀਆਂ, ਇਹ ਹਮੇਸ਼ਾ ਮਨੁੱਖਤਾ ਦਾ ਵਿਨਾਸ਼ ਕਰਦੀਆਂ ਹਨ --- ਬਲਵਿੰਦਰ ਸਿੰਘ ਭੁੱਲਰ
ਭਾਈ ਬੰਦੇ ਦਾ ਮਨ ਪਾਣੀ ਦੀ ਥਾਲੀ ਵਾਂਗ ਹੁੰਦਾ ਹੈ ... --- ਬਲਵਿੰਦਰ ਸਿੰਘ ਭੁੱਲਰ
ਪੰਜਾਬੀ ਸਾਹਿਤ ਦਾ ਅਰੰਭ ਸੀ ਨਾਥ ਜੋਗੀਆਂ ਦਾ ਸਮਾਂ --- ਬਲਵਿੰਦਰ ਸਿੰਘ ਭੁੱਲਰ
ਜ਼ਿਮਨੀ ਚੋਣ ਨਤੀਜੇ ਨੇ ਸਿਆਸੀ ਪਾਰਟੀਆਂ ਦੀਆਂ ਲਗਾਮਾਂ ਨੂੰ ਤੁਣਕੇ ਮਾਰੇ --- ਬਲਵਿੰਦਰ ਸਿੰਘ ਭੁੱਲਰ
ਜਦੋਂ ਮੈਂ ਗੁਰਦੁਆਰਾ ਸ੍ਰੀ ਪੰਜਾ ਸਾਹਿਬ ਹਸਨ ਅਬਦਾਲ (ਪਾਕਿਸਤਾਨ) ਗਿਆ ... --- ਬਲਵਿੰਦਰ ਸਿੰਘ ਭੁੱਲਰ
ਜਿਮਨੀ ਚੋਣ ਅਗਲੀ ਸਰਕਾਰ ਦਾ ਕੋਈ ਪੈਮਾਨਾ ਨਹੀਂ ਹੁੰਦੀ --- ਬਲਵਿੰਦਰ ਸਿੰਘ ਭੁੱਲਰ
ਇਨਕਲਾਬੀ ਕਵੀ ਅਤੇ ਅਲਬੇਲਾ ਸ਼ਾਇਰ: ਉਸਤਾਦ ਦਾਮਨ --- ਬਲਵਿੰਦਰ ਸਿੰਘ ਭੁੱਲਰ
ਭਾਰਤੀ ਲੋਕਾਂ ਵੱਲੋਂ ਵੱਡੀ ਆਸ ਨਾਲ ਤੇਰਾ ਸਵਾਗਤ ਹੈ ਵਿਨੇਸ਼ ਫੋਗਾਟ --- ਬਲਵਿੰਦਰ ਸਿੰਘ ਭੁੱਲਰ
ਕੁਝ ਪਲਾਂ ਦਾ ਮੋਹ ਮਿਲਣ ਯਾਦਗਾਰੀ ਹੋ ਨਿੱਬੜਿਆ --- ਬਲਵਿੰਦਰ ਸਿੰਘ ਭੁੱਲਰ
ਪੰਜਾਬ ਦੇ ਆਗੂਆਂ ਦੀ ਸਰਕਾਰ ਬਣਾਉਣ ਨਾਲੋਂ ਮੁੱਖ ਮੰਤਰੀ ਦੀ ਕੁਰਸੀ ’ਤੇ ਵੱਧ ਨਿਗਾਹ --- ਬਲਵਿੰਦਰ ਸਿੰਘ ਭੁੱਲਰ
ਧਰਵਾਸ ਅਤੇ ਚਾਰ ਹੋਰ ਮਿਨੀ ਕਹਾਣੀਆਂ --- ਬਲਵਿੰਦਰ ਸਿੰਘ ਭੁੱਲਰ
ਪ੍ਰਧਾਨ ਮੰਤਰੀ ਦੀ ਡੇਰਾ ਬੱਲਾਂ ਫੇਰੀ ਸਦਭਾਵਨਾ ਲਈ ਜਾਂ ਰਾਜਨੀਤਕ ਲਾਹਾ ਲੈਣ ਲਈ? --- ਬਲਵਿੰਦਰ ਸਿੰਘ ਭੁੱਲਰ
ਛਾਤੀ ਦਾ ਦੁੱਧ ਦਾਨ ਕਰਨ ਵਾਲੀ ਖਿਡਾਰਨ ਜਵਾਲਾ ਗੁੱਟਾ ਨੂੰ ਸਲਾਮ --- ਬਲਵਿੰਦਰ ਸਿੰਘ ਭੁੱਲਰ
ਸਿਦਕ ਹਾਰਦਾ ਨਹੀਂ --- ਬਲਵਿੰਦਰ ਸਿੰਘ ਭੁੱਲਰ
ਹਨੇਰਾ ਨਾ ਸਮਝੇ ਕਿ ਚਾਨਣ ਡਰ ਗਿਆ ਹੈ ... --- ਬਲਵਿੰਦਰ ਸਿੰਘ ਭੁੱਲਰ
ਭਾਰਤ ਦੇ ਮਹਾਂਸ਼ਕਤੀ ਬਣਨ ਵਿੱਚ ਅੜਿੱਕਾ ਬਣ ਰਿਹਾ ਹੈ ਰਾਜਨੀਤਕ ਭ੍ਰਿਸ਼ਟਾਚਾਰ --- ਬਲਵਿੰਦਰ ਸਿੰਘ ਭੁੱਲਰ
ਰਾਜ ਸਭਾ ਮੈਂਬਰਾਂ ਦਾ ਰਾਜਸੀ ਰਲੇਵਾਂ ਭਾਰਤੀ ਲੋਕਤੰਤਰ ਲਈ ਕਾਲਾ ਅਧਿਆਇ --- ਬਲਵਿੰਦਰ ਸਿੰਘ ਭੁੱਲਰ
ਔਰਤ ਅਸੁਰੱਖਿਅਤ ਦਾ ਮਾਮਲਾ ਅਤੀ ਚਿੰਤਾਜਨਕ ਅਤੇ ਸ਼ਰਮਨਾਕ --- ਬਲਵਿੰਦਰ ਸਿੰਘ ਭੁੱਲਰ
ਨਿਗਮਾਂ, ਕੌਂਸਲਾਂ ਅਤੇ ਨਗਰ ਪੰਚਾਇਤ ਚੋਣਾਂ ਨੇ ਲੋਕਾਂ ਦੀ ਮਨੋਦਿਸ਼ਾ ਪ੍ਰਗਟ ਕੀਤੀ --- ਬਲਵਿੰਦਰ ਸਿੰਘ ਭੁੱਲਰ
ਦੇਸ਼ ਦੀ ਆਰਥਿਕ ਹਾਲਤ ਸੁਧਾਰਨ ਲਈ ਸ੍ਰੀ ਮੋਦੀ ਨੂੰ ਲਾਂਭੇ ਕਰਨਾ ਪਵੇਗਾ --- ਬਲਵਿੰਦਰ ਸਿੰਘ ਭੁੱਲਰ
ਸੰਸਾਰ ਅਮਨ ਦੀ ਮੁਦਈ, ਪੰਜਾਬ ਦੀ ਕੋਇਲ: ਬੀਬੀ ਸੁਰਿੰਦਰ ਕੌਰ --- ਬਲਵਿੰਦਰ ਸਿੰਘ ਭੁੱਲਰ
ਸ੍ਰੀ ਅਕਾਲ ਤਖਤ ਸਾਹਿਬ ’ਤੇ ਹੋਏ ਫੈਸਲੇ ਤੋਂ ਸਿੱਖ ਰਾਹਤ ਮਹਿਸੂਸ ਕਰ ਰਹੇ ਹਨ --- ਬਲਵਿੰਦਰ ਸਿੰਘ ਭੁੱਲਰ
ਸਾਂਸਦਾਂ, ਵਿਧਾਇਕਾਂ, ਰਾਜਸੀ ਨੇਤਾਵਾਂ ਦੀ ਖਰੀਦੋ ਫਰੋਖਤ ਮੁੱਦਾ ਬਣ ਸਕਦੀ ਹੈ --- ਬਲਵਿੰਦਰ ਸਿੰਘ ਭੁੱਲਰ
ਕਾਂਗਰਸ ਦੀ ਧੜੇਬਾਜ਼ੀ ਖਤਮ ਹੋ ਸਕੇਗੀ? ਸ੍ਰੀ ਰਾਹੁਲ ਗਾਂਧੀ ਠੋਸ ਫੈਸਲਾ ਲੈਣਗੇ? --- ਬਲਵਿੰਦਰ ਸਿੰਘ ਭੁੱਲਰ
ਭਾਜਪਾ ਵੋਟਾਂ ਲਈ ਫਿਰਕੂ ਜਾਂ ਜਾਤੀ ਵੰਡ ਕਰਨ ਤੋਂ ਗੁਰੇਜ਼ ਕਰੇ --- ਬਲਵਿੰਦਰ ਸਿੰਘ ਭੁੱਲਰ
ਅਣਖ ਨੂੰ ਪ੍ਰਣਾਈ ਬਹਾਦਰ ਔਰਤ ਫੂਲਨ ਦੇਵੀ ਨੂੰ ਯਾਦ ਕਰਦਿਆਂ --- ਬਲਵਿੰਦਰ ਸਿੰਘ ਭੁੱਲਰ
ਦਿੱਲੀ ਸੰਘਰਸ਼ ਦੀ ਜਿੱਤ ਨੇ ਨੌਜਵਾਨਾਂ ਵਿੱਚ ਨਵੀਂ ਚਿਣਗ ਪੈਦਾ ਕਰ ਦਿੱਤੀ ਹੈ --- ਬਲਵਿੰਦਰ ਸਿੰਘ ਭੁੱਲਰ
ਸਰਵਉੱਚ ਅਦਾਲਤ ਦੀਆਂ ਟਿੱਪਣੀਆਂ ਨੇ ਤਸ਼ੱਦਦ ਹੋਣਾ ਸਪਸ਼ਟ ਕੀਤਾ --- ਬਲਵਿੰਦਰ ਸਿੰਘ ਭੁੱਲਰ
You are here: Home ਰਚਨਾਵਾਂ ਲੇਖ ਸੰਸਾਰ ਪੱਧਰ ’ਤੇ ਭਾਰਤ ਦਾ ਸਿਰ ਨੀਵਾਂ ਹੋ ਰਿਹਾ ਹੈ --- ਬਲਵਿੰਦਰ ਸਿੰਘ ਭੁੱਲਰ
ਵਿਚਾਰ ਵਟਾਂਦਰਾ, ਸੂਚਨਾਵਾਂ,
ਫੁਟਕਲ
* * *
* * *
* * *
* * *
* * *